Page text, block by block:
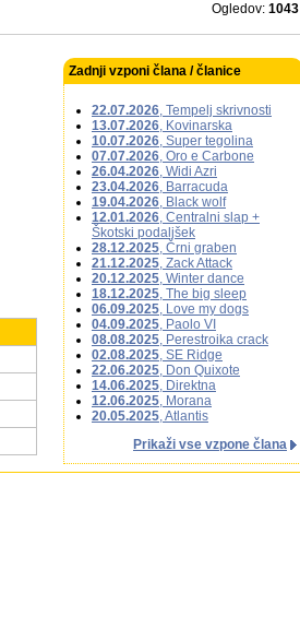
Ogledov: 1043
Zadnji vzponi člana / članice
22.07.2026, Tempelj skrivnosti
13.07.2026, Kovinarska
10.07.2026, Super tegolina
07.07.2026, Oro e Carbone
26.04.2026, Widi Azri
23.04.2026, Barracuda
19.04.2026, Black wolf
12.01.2026, Centralni slap +
Škotski podaljšek
28.12.2025, Črni graben
21.12.2025, Zack Attack
20.12.2025, Winter dance
18.12.2025, The big sleep
06.09.2025, Love my dogs
04.09.2025, Paolo VI
08.08.2025, Perestroika crack
02.08.2025, SE Ridge
22.06.2025, Don Quixote
14.06.2025, Direktna
12.06.2025, Morana
20.05.2025, Atlantis
Prikaži vse vzpone člana